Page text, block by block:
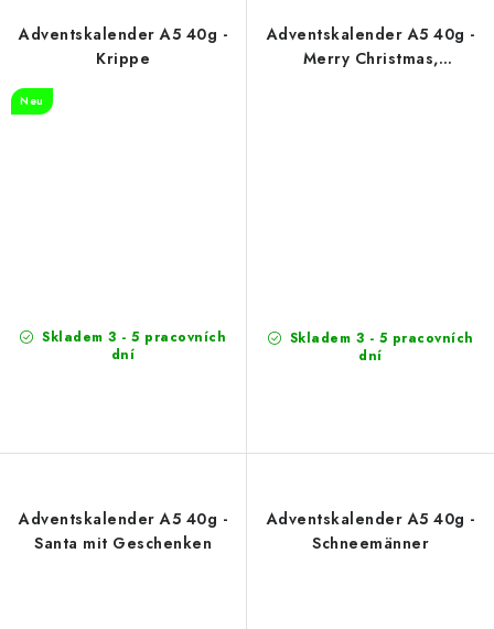
Adventskalender A5 40g -
Krippe
Neu
Skladem 3 - 5 pracovních
dní
Adventskalender A5 40g -
Merry Christmas,
Skladem 3 - 5 pracovních
dní
Adventskalender A5 40g -
Santa mit Geschenken
Adventskalender A5 40g -
Schneemänner